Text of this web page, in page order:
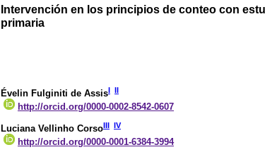
Intervención en los principios de conteo con
primaria
Évelin Fulginiti de AssisI II
http://orcid.org/0000-0002-8542-0607
Luciana Vellinho CorsoIII IV
http://orcid.org/0000-0001-6384-3994